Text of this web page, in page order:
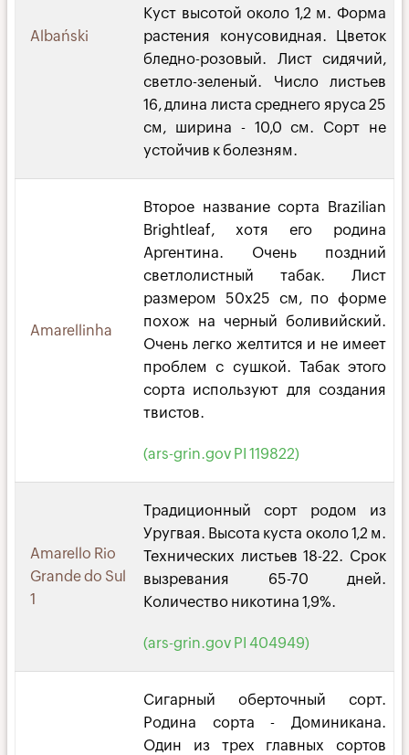
Albański
Куст высотой около 1,2 м. Форма
растения конусовидная. Цветок
бледно-розовый. Лист сидячий,
светло-зеленый. Число листьев
16, длина листа среднего яруса 25
см, ширина - 10,0 см. Сорт не
устойчив к болезням.
Amarellinha
Второе название сорта Brazilian
Brightleaf, хотя его родина
Аргентина. Очень поздний
светлолистный табак. Лист
размером 50х25 см, по форме
похож на черный боливийский.
Очень легко желтится и не имеет
проблем с сушкой. Табак этого
сорта используют для создания
твистов.
(ars-grin.gov PI 119822)
Amarello Rio
Grande do Sul
1
Традиционный сорт родом из
Уругвая. Высота куста около 1,2 м.
Технических листьев 18-22. Срок
вызревания 65-70 дней.
Количество никотина 1,9%.
(ars-grin.gov PI 404949)
Сигарный оберточный сорт.
Родина сорта - Доминикана.
Один из трех главных сортов